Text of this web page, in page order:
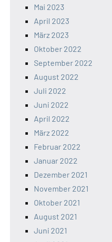
Mai 2023
April 2023
März 2023
Oktober 2022
September 2022
August 2022
Juli 2022
Juni 2022
April 2022
März 2022
Februar 2022
Januar 2022
Dezember 2021
November 2021
Oktober 2021
August 2021
Juni 2021